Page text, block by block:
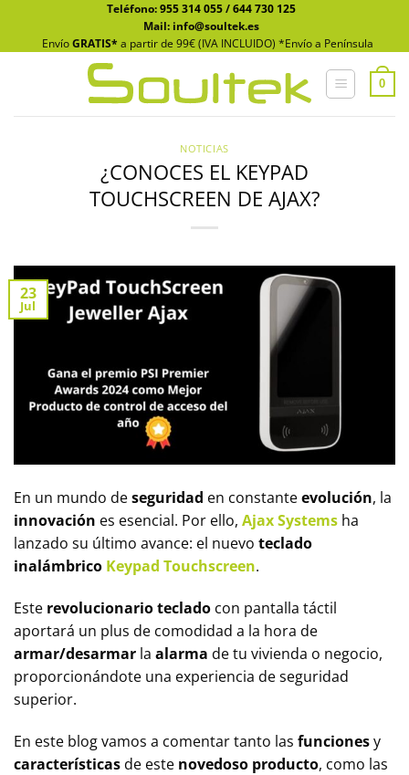
contenido
Teléfono:955 314 055/644 730 125
Mail: info@soultek.es
EnvíoGRATIS* a partir de 99€ (IVA INCLUIDO) *Envío a Península
0
NOTICIAS
¿CONOCES EL KEYPAD
TOUCHSCREEN DE AJAX?
23
Jul
En un mundo deseguridad en constanteevolución, la
innovación es esencial. Por ello, Ajax Systems ha
lanzado su último avance: el nuevo teclado
inalámbrico Keypad Touchscreen.
Este revolucionario teclado con pantalla táctil
aportará un plus de comodidad a la hora de
armar/desarmar la alarma de tu vivienda o negocio,
proporcionándote una experiencia de seguridad
superior.
En este blog vamos a comentar tanto las funcionesy
característicasde este novedoso producto, como las